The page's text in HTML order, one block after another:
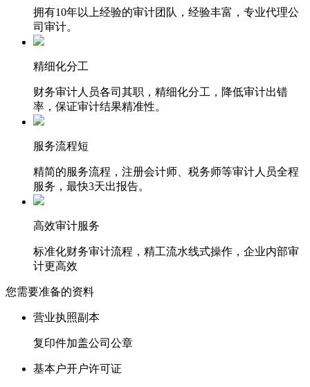
拥有10年以上经验的审计团队，经验丰富，专业代理公
司审计。
精细化分工
财务审计人员各司其职，精细化分工，降低审计出错
率，保证审计结果精准性。
服务流程短
精简的服务流程，注册会计师、税务师等审计人员全程
服务，最快3天出报告。
高效审计服务
标准化财务审计流程，精工流水线式操作，企业内部审
计更高效
您需要准备的资料
营业执照副本
复印件加盖公司公章
基本户开户许可证